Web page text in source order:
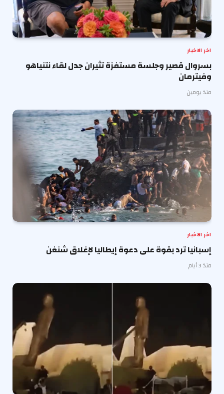
اخر الاخبار
بسروال قصير وجلسة مستفزة تثيران جدل لقاء نتنياهو
وفيترمان
منذ يومين
اخر الاخبار
إسبانيا ترد بقوة على دعوة إيطاليا لإغلاق شنغن
منذ 3 أيام